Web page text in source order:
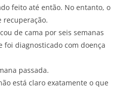
feito até então. No entanto, o
recuperação.
de cama por seis semanas
diagnosticado com doença
passada.
está claro exatamente o que